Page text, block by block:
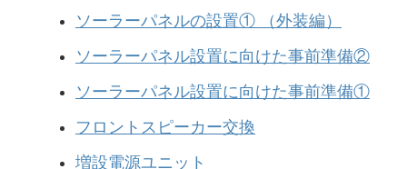
ソーラーパネルの設置① （外装編）
ソーラーパネル設置に向けた事前準備②
ソーラーパネル設置に向けた事前準備①
フロントスピーカー交換
増設電源ユニット